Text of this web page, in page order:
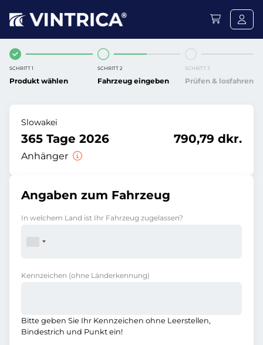
SCHRITT 1
Produkt wählen
SCHRITT 2
Fahrzeug eingeben
SCHRITT 3
Prüfen & losfahren
Slowakei
365 Tage 2026
Anhänger
790,79 dkr.
Angaben zum Fahrzeug
In welchem Land ist Ihr Fahrzeug zugelassen?
Kennzeichen (ohne Länderkennung)
Bitte geben Sie Ihr Kennzeichen ohne Leerstellen,
Bindestrich und Punkt ein!